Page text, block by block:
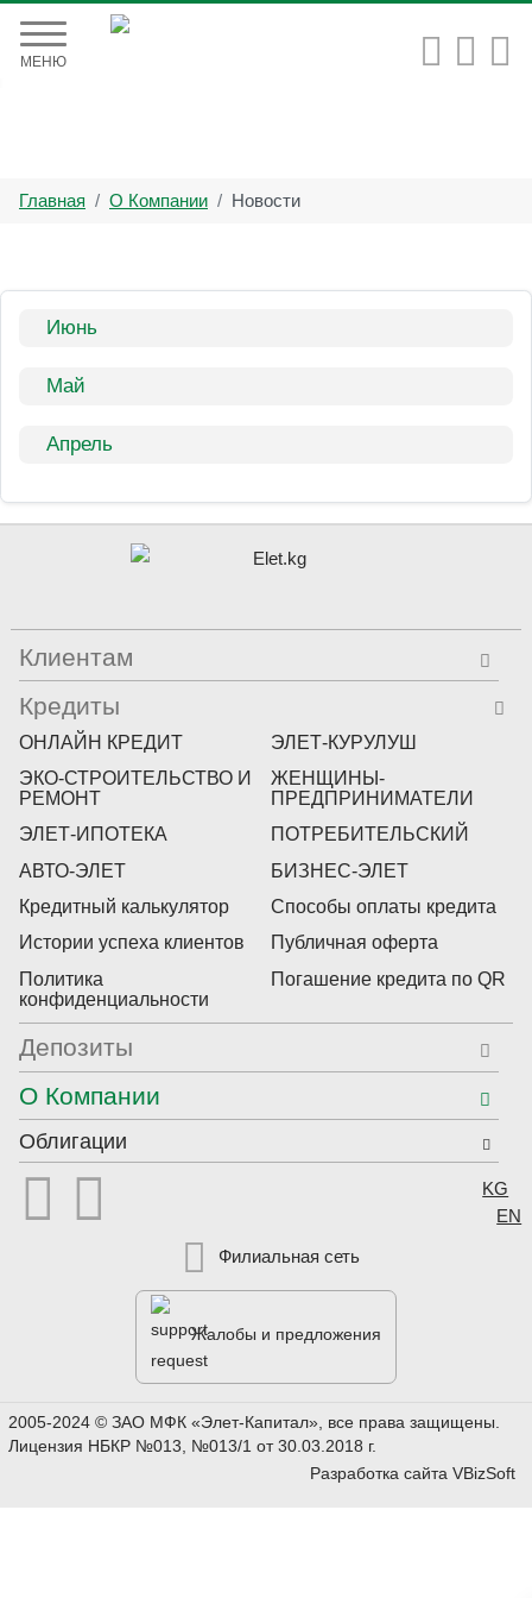
 
МЕНЮ
Главная О Компании Новости
Июнь
Май
Апрель
Клиентам
Кредиты
ОНЛАЙН КРЕДИТ
ЭЛЕТ-КУРУЛУШ
ЭКО-СТРОИТЕЛЬСТВО И
РЕМОНТ
ЖЕНЩИНЫ-
ПРЕДПРИНИМАТЕЛИ
ЭЛЕТ-ИПОТЕКА
ПОТРЕБИТЕЛЬСКИЙ
АВТО-ЭЛЕТ
БИЗНЕС-ЭЛЕТ
Кредитный калькулятор
Способы оплаты кредита
Истории успеха клиентов
Публичная оферта
Политика
конфиденциальности
Погашение кредита по QR
Депозиты
О Компании
Облигации
 
KG
EN
Филиальная сеть
Жалобы и предложения
2005-2024 © ЗАО МФК «Элет-Капитал», все права защищены.
Лицензия НБКР №013, №013/1 от 30.03.2018 г.
Разработка сайта VBizSoft